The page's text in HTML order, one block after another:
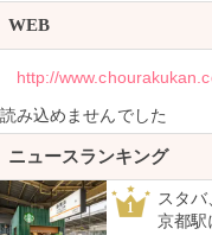
WEB
http://
読み込めませんでした
ニュースランキング
1
スタバ
京都駅